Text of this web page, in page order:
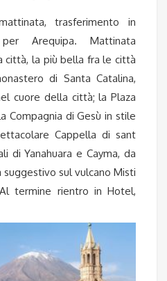
trasferimento in
Arequipa. Mattinata
città, la più bella fra le città
di Santa Catalina,
cuore della città; la Plaza
Compagnia di Gesù in stile
Cappella di sant
di Yanahuara e Cayma, da
suggestivo sul vulcano Misti
termine rientro in Hotel,